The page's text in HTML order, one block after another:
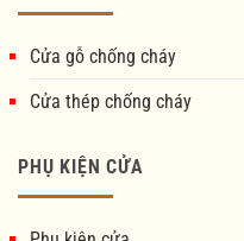
Cửa gỗ chống cháy
Cửa thép chống cháy
PHỤ KIỆN CỬA